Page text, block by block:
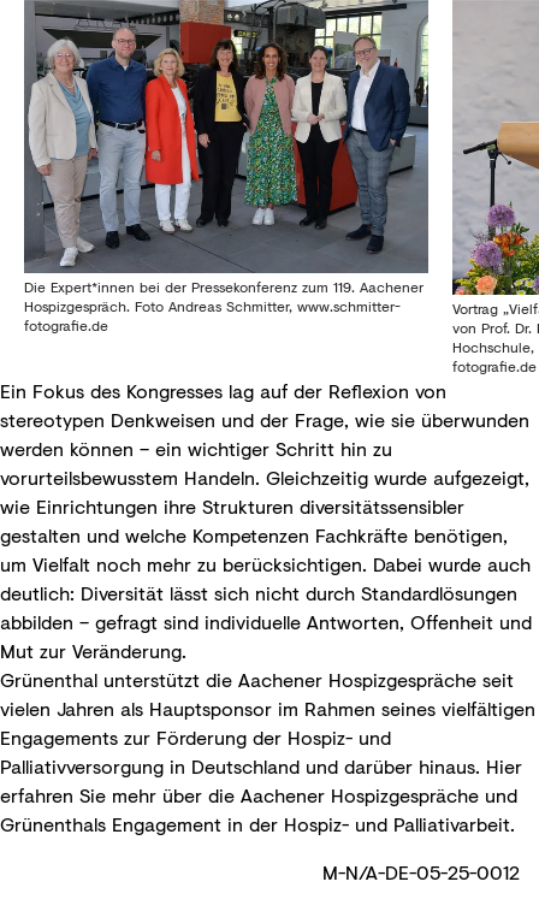
Die Expert*innen bei der Pressekonferenz zum 119. Aachener
Hospizgespräch. Foto Andreas Schmitter, www.schmitter-
fotografie.de
Vortrag
von Prof.
fotografie.de
Ein Fokus des Kongresses lag auf der Reflexion von
stereotypen Denkweisen und der Frage, wie sie überwunden
werden können – ein wichtiger Schritt hin zu
vorurteilsbewusstem Handeln. Gleichzeitig wurde aufgezeigt,
wie Einrichtungen ihre Strukturen diversitätssensibler
gestalten und welche Kompetenzen Fachkräfte benötigen,
um Vielfalt noch mehr zu berücksichtigen. Dabei wurde auch
deutlich: Diversität lässt sich nicht durch Standardlösungen
abbilden – gefragt sind individuelle Antworten, Offenheit und
Mut zur Veränderung.
Grünenthal unterstützt die Aachener Hospizgespräche seit
vielen Jahren als Hauptsponsor im Rahmen seines vielfältigen
Engagements zur Förderung der Hospiz- und
Palliativversorgung in Deutschland und darüber hinaus. Hier
erfahren Sie mehr über die Aachener Hospizgespräche und
Grünenthals Engagement in der Hospiz- und Palliativarbeit.
M-N/A-DE-05-25-0012